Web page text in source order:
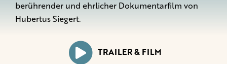
berührender und ehrlicher Dokumentarfilm von
Hubertus Siegert.
TRAILER & FILM